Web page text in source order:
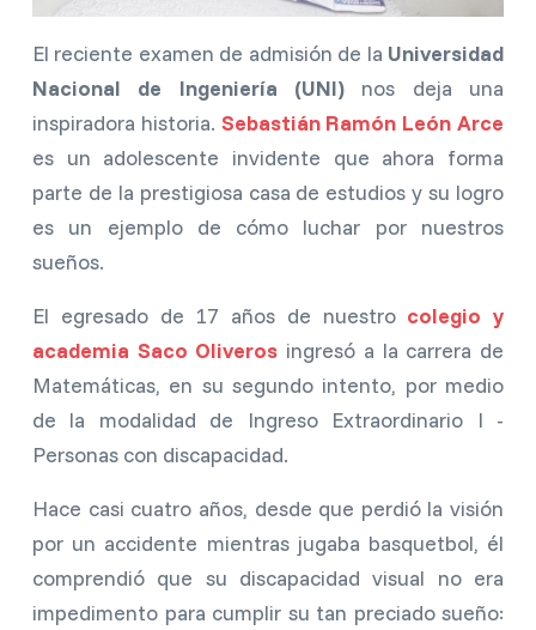
El reciente examen de admisión de la Universidad
Nacional de Ingeniería (UNI) nos deja una
inspiradora historia. Sebastián Ramón León Arce
es un adolescente invidente que ahora forma
parte de la prestigiosa casa de estudios y su logro
es un ejemplo de cómo luchar por nuestros
sueños.
El egresado de 17 años de nuestro colegio y
academia Saco Oliveros ingresó a la carrera de
Matemáticas, en su segundo intento, por medio
de la modalidad de Ingreso Extraordinario I -
Personas con discapacidad.
Hace casi cuatro años, desde que perdió la visión
por un accidente mientras jugaba basquetbol, él
comprendió que su discapacidad visual no era
impedimento para cumplir su tan preciado sueño: